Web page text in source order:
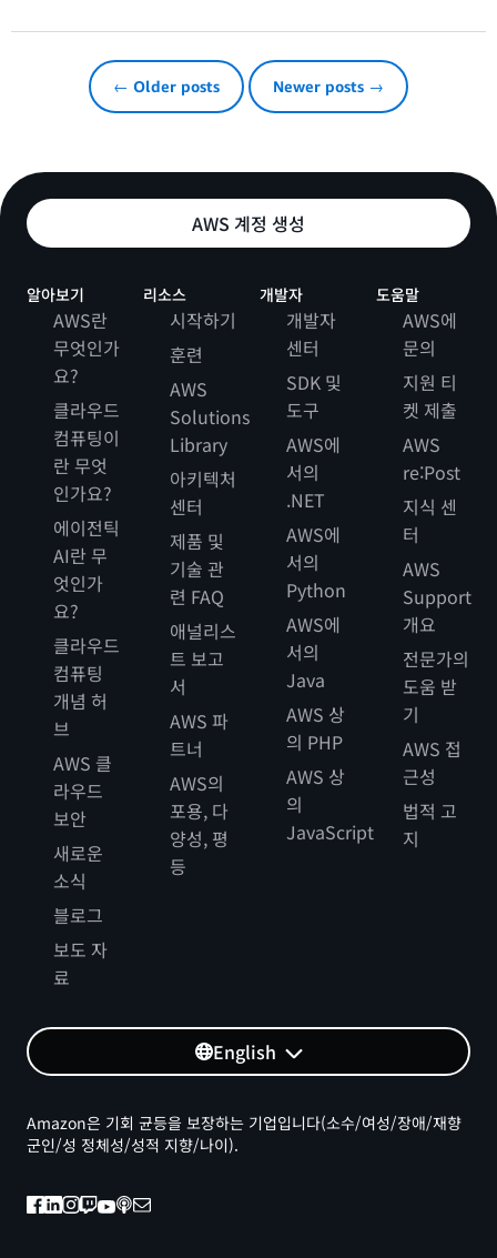
← Older posts Newer posts →
AWS 계정 생성
알아보기
AWS란
무엇인가
요?
클라우드
컴퓨팅이
란 무엇
인가요?
에이전틱
AI란 무
엇인가
요?
클라우드
컴퓨팅
개념 허
브
AWS 클
라우드
보안
새로운
소식
블로그
보도 자
료
리소스
시작하기
훈련
AWS
Solutions
Library
아키텍처
센터
제품 및
기술 관
련 FAQ
애널리스
트 보고
서
AWS 파
트너
AWS의
포용, 다
양성, 평
등
개발자
개발자
센터
SDK 및
도구
AWS에
서의
.NET
AWS에
서의
Python
AWS에
서의
Java
AWS 상
의 PHP
AWS 상
의
JavaScript
도움말
AWS에
문의
지원 티
켓 제출
AWS
re:Post
지식 센
터
AWS
Support
개요
전문가의
도움 받
기
AWS 접
근성
법적 고
지
English
Amazon은 기회 균등을 보장하는 기업입니다(소수/여성/장애/재향
군인/성 정체성/성적 지향/나이).